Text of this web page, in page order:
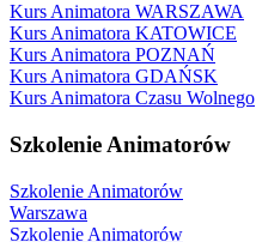
Kurs Animatora WARSZAWA
Kurs Animatora KATOWICE
Kurs Animatora POZNAŃ
Kurs Animatora GDAŃSK
Kurs Animatora Czasu Wolnego
Szkolenie Animatorów
Szkolenie Animatorów
Warszawa
Szkolenie Animatorów